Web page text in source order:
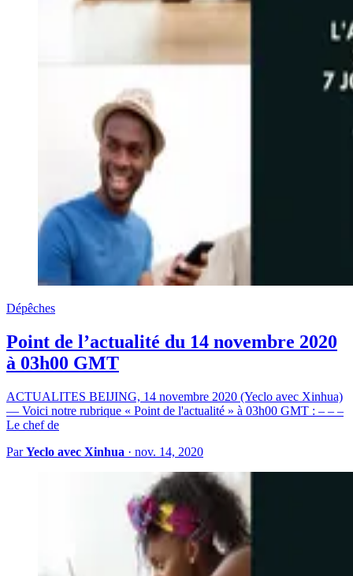
Dépêches
Point de l’actualité du 14 novembre 2020
à 03h00 GMT
ACTUALITES BEIJING, 14 novembre 2020 (Yeclo avec Xinhua)
— Voici notre rubrique « Point de l'actualité » à 03h00 GMT : – – –
Le chef de
ParYeclo avec Xinhua · nov. 14, 2020